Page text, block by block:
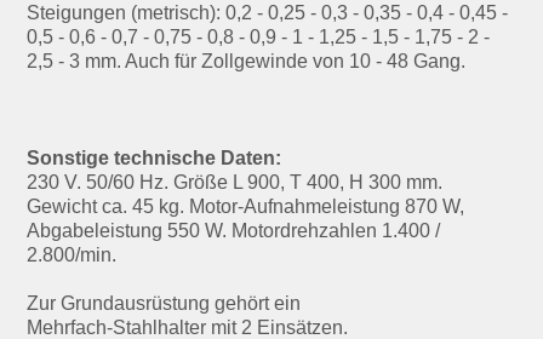
Steigungen (metrisch): 0,2 - 0,25 - 0,3 - 0,35 - 0,4 - 0,45 -
0,5 - 0,6 - 0,7 - 0,75 - 0,8 - 0,9 - 1 - 1,25 - 1,5 - 1,75 - 2 -
2,5 - 3 mm. Auch für Zollgewinde von 10 - 48 Gang.
Sonstige technische Daten:
230 V. 50/60 Hz. Größe L 900, T 400, H 300 mm.
Gewicht ca. 45 kg. Motor-Aufnahmeleistung 870 W,
Abgabeleistung 550 W. Motordrehzahlen 1.400 /
2.800/min.
Zur Grundausrüstung gehört ein
Mehrfach-Stahlhalter mit 2 Einsätzen.